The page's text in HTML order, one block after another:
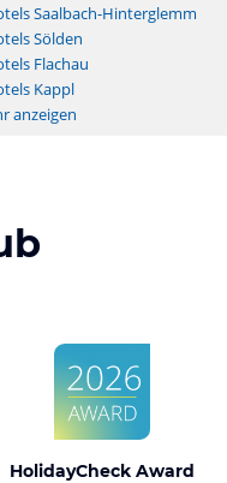
Saalbach-Hinterglemm
Sölden
Flachau
Kappl
anzeigen
HolidayCheck Award